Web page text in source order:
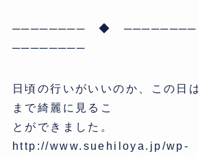
──────── ◆
────────
日頃の行いがいいのか、この日
まで綺麗に見るこ
とができました。
http://www.suehiloya.jp/wp-